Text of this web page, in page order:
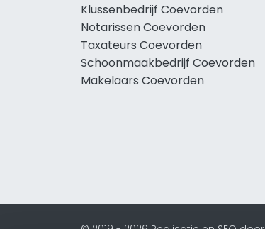
Klussenbedrijf Coevorden
Notarissen Coevorden
Taxateurs Coevorden
Schoonmaakbedrijf Coevorden
Makelaars Coevorden